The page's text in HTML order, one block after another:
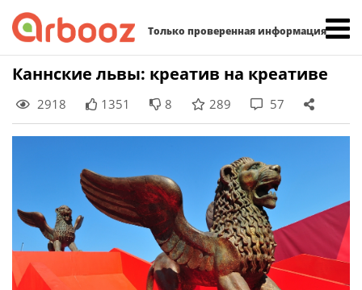
Только проверенная информация
Skip
content
Каннские львы: креатив на креативе
2918 1351 8 289 57
Найти: